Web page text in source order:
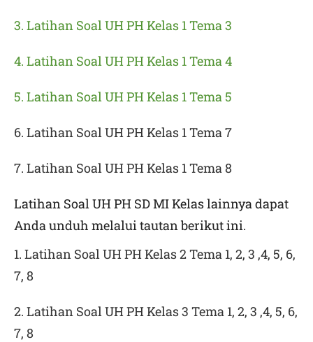
3. Latihan Soal UH PH Kelas 1 Tema 3
4. Latihan Soal UH PH Kelas 1 Tema 4
5. Latihan Soal UH PH Kelas 1 Tema 5
6. Latihan Soal UH PH Kelas 1 Tema 7
7. Latihan Soal UH PH Kelas 1 Tema 8
Latihan Soal UH PH SD MI Kelas lainnya dapat
Anda unduh melalui tautan berikut ini.
1. Latihan Soal UH PH Kelas 2 Tema 1, 2, 3 ,4, 5, 6,
7, 8
2. Latihan Soal UH PH Kelas 3 Tema 1, 2, 3 ,4, 5, 6,
7, 8